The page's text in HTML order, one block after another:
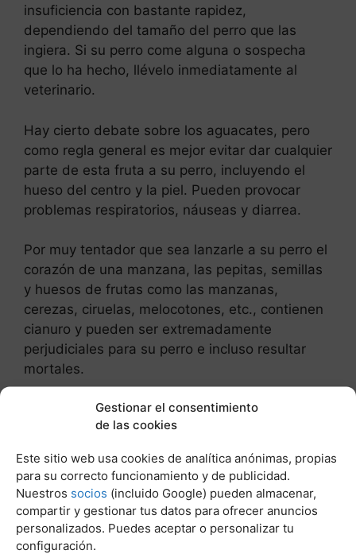
Gestionar el consentimiento
de las cookies
Este sitio web usa cookies de analítica anónimas, propias
para su correcto funcionamiento y de publicidad.
Nuestros socios (incluido Google) pueden almacenar,
compartir y gestionar tus datos para ofrecer anuncios
personalizados. Puedes aceptar o personalizar tu
configuración.
insuficiencia con bastante rapidez,
dependiendo del tamaño del perro que las
ingiera. Si su perro come alguna o sospecha
que lo ha hecho, llévelo inmediatamente al
veterinario.
Hay cierto debate sobre los aguacates, pero
como regla general es mejor evitar dar cualquier
parte de esta fruta a su perro, incluyendo el
hueso del centro y la piel. Pueden provocar
problemas respiratorios, náuseas y diarrea.
Por muy tentador que sea lanzarle a su perro el
corazón de una manzana, las pepitas, semillas
y huesos de frutas como las manzanas,
cerezas, ciruelas, melocotones, etc., contienen
cianuro y pueden ser extremadamente
perjudiciales para su perro e incluso resultar
mortales.
Post Relacionados: